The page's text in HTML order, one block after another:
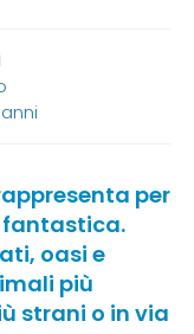
per
fantastica.
oasi e
più
strani o in via